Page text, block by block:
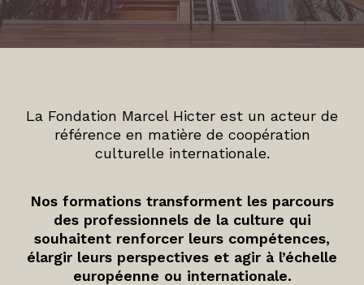
La Fondation Marcel Hicter est un acteur de
référence en matière de coopération
culturelle internationale.
Nos formations transforment les parcours
des professionnels de la culture qui
souhaitent renforcer leurs compétences,
élargir leurs perspectives et agir à l’échelle
européenne ou internationale.